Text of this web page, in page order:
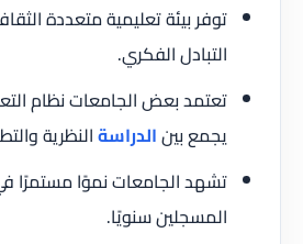
توفر بيئة تعليمية متعددة
التبادل الفكري.
تعتمد بعض الجامعات نظام
يجمع بينالدراسةالنظرية
تشهد الجامعات نموًا مستمرًا
المسجلين سنويًا.